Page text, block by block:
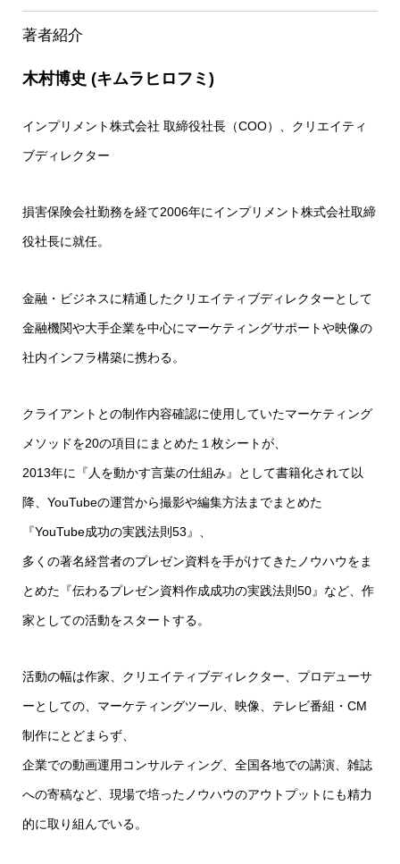
著者紹介
木村博史 (キムラヒロフミ)
インプリメント株式会社 取締役社長（COO）、クリエイティ
ブディレクター
損害保険会社勤務を経て2006年にインプリメント株式会社取締
役社長に就任。
金融・ビジネスに精通したクリエイティブディレクターとして
金融機関や大手企業を中心にマーケティングサポートや映像の
社内インフラ構築に携わる。
クライアントとの制作内容確認に使用していたマーケティング
メソッドを20の項目にまとめた１枚シートが、
2013年に『人を動かす言葉の仕組み』として書籍化されて以
降、YouTubeの運営から撮影や編集方法までまとめた
『YouTube成功の実践法則53』、
多くの著名経営者のプレゼン資料を手がけてきたノウハウをま
とめた『伝わるプレゼン資料作成成功の実践法則50』など、作
家としての活動をスタートする。
活動の幅は作家、クリエイティブディレクター、プロデューサ
ーとしての、マーケティングツール、映像、テレビ番組・CM
制作にとどまらず、
企業での動画運用コンサルティング、全国各地での講演、雑誌
への寄稿など、現場で培ったノウハウのアウトプットにも精力
的に取り組んでいる。